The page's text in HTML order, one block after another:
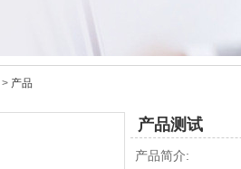
> 产品
产品测试
产品简介: